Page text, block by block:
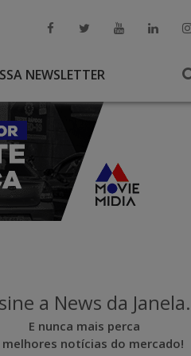
NEWSLETTER
a News da Janela.
E nunca mais perca
melhores notícias do mercado!